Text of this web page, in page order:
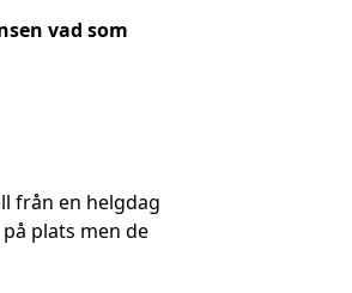
vad som
från en helgdag
plats men de